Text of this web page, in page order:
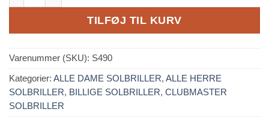
TILFØJ TIL KURV
Varenummer (SKU): S490
Kategorier: ALLE DAME SOLBRILLER, ALLE HERRE
SOLBRILLER, BILLIGE SOLBRILLER, CLUBMASTER
SOLBRILLER